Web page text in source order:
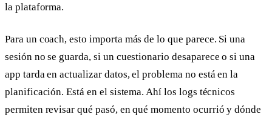
la plataforma.
Para un coach, esto importa más de lo que parece. Si una
sesión no se guarda, si un cuestionario desaparece o si una
app tarda en actualizar datos, el problema no está en la
planificación. Está en el sistema. Ahí los logs técnicos
permiten revisar qué pasó, en qué momento ocurrió y dónde